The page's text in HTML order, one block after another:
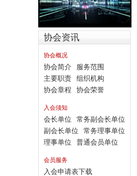
协会资讯
协会概况
协会简介
服务范围
主要职责
组织机构
协会章程
协会荣誉
入会须知
会长单位
常务副会长单位
副会长单位
常务理事单位
理事单位
普通会员单位
会员服务
入会申请表下载